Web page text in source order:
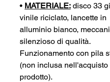
• MATERIALE: disco 33
vinile riciclato, lancette in
alluminio bianco,
silenzioso di qualità.
Funzionamento con pila
(non inclusa nell'acquisto
prodotto).